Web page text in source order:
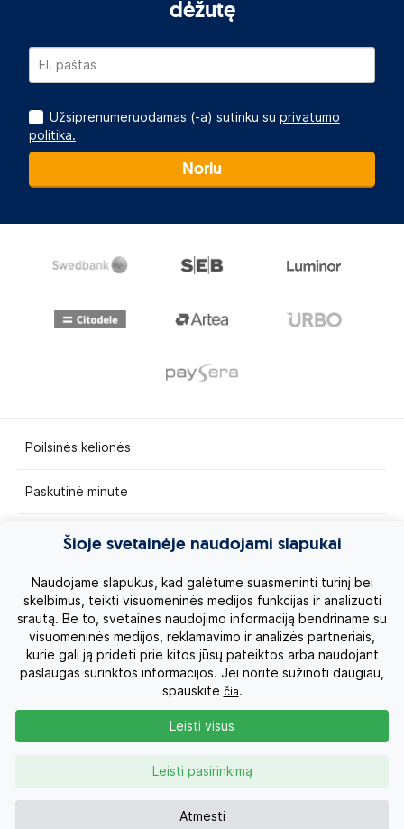
dėžutę
Užsiprenumeruodamas (-a) sutinku su privatumo
politika.
Noriu
Poilsinės kelionės
Paskutinė minutė
Egzotinės kelionės
Kruizai
Kelionės po Lietuvą
Apie mus
Privatumo politika
Kontaktai
Šioje svetainėje naudojami slapukai
Naudojame slapukus, kad galėtume suasmeninti turinį bei
skelbimus, teikti visuomeninės medijos funkcijas ir analizuoti
srautą. Be to, svetainės naudojimo informaciją bendriname su
visuomeninės medijos, reklamavimo ir analizės partneriais,
kurie gali ją pridėti prie kitos jūsų pateiktos arba naudojant
paslaugas surinktos informacijos. Jei norite sužinoti daugiau,
spauskite čia.
Atmesti
Leisti pasirinkimą
Leisti visus